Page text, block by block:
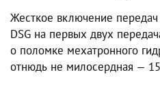
Жесткое включение
DSG на первых двух
о поломке мехатронного
отнюдь не милосердная —